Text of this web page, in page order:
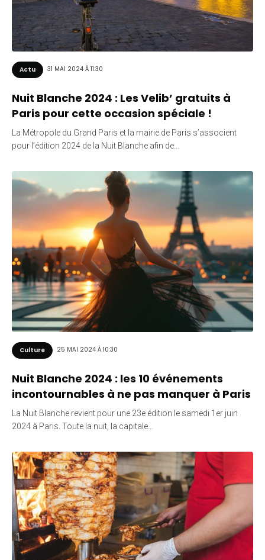
Actu 31 MAI 2024 À 11:30
Nuit Blanche 2024 : Les Velib’ gratuits à
Paris pour cette occasion spéciale !
La Métropole du Grand Paris et la mairie de Paris s’associent
pour l’édition 2024 de la Nuit Blanche afin de…
Culture 25 MAI 2024 À 10:30
Nuit Blanche 2024 : les 10 événements
incontournables à ne pas manquer à Paris
La Nuit Blanche revient pour une 23e édition le samedi 1er juin
2024 à Paris. Toute la nuit, la capitale…